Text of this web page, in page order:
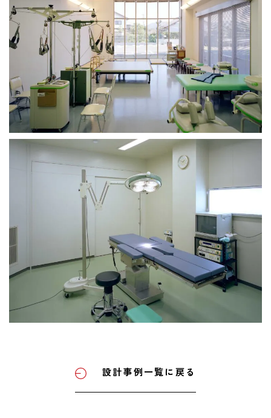
設計事例一覧に戻る